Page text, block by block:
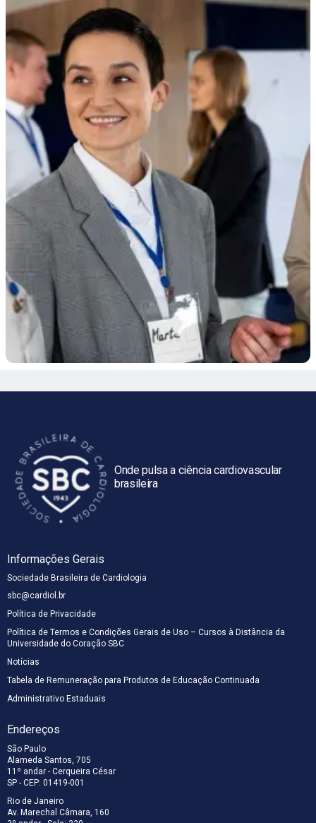
Onde pulsa a ciência cardiovascular
brasileira
Informações Gerais
Sociedade Brasileira de Cardiologia
sbc@cardiol.br
Política de Privacidade
Política de Termos e Condições Gerais de Uso – Cursos à Distância da
Universidade do Coração SBC
Notícias
Tabela de Remuneração para Produtos de Educação Continuada
Administrativo Estaduais
Endereços
São Paulo
Alameda Santos, 705
11º andar - Cerqueira César
SP - CEP: 01419-001
Rio de Janeiro
Av. Marechal Câmara, 160